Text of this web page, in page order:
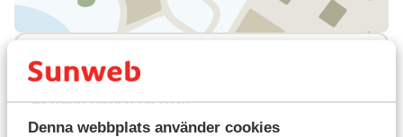
Denna webbplats använder cookies
I området
Avstånd till centrum: ca 100 m
Avstånd till pist ca 20 m
Avstånd till skidlift ca 20 m